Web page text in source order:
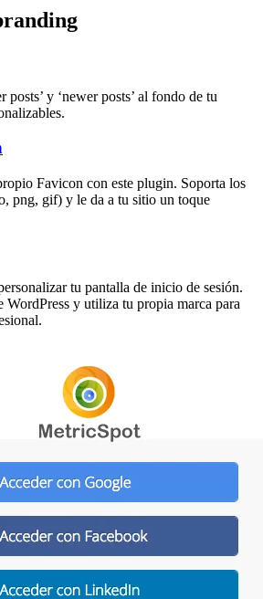
posts’ y ‘newer posts’ al fondo de tu
Favicon con este plugin. Soporta los
png, gif) y le da a tu sitio un toque
tu pantalla de inicio de sesión.
WordPress y utiliza tu propia marca para